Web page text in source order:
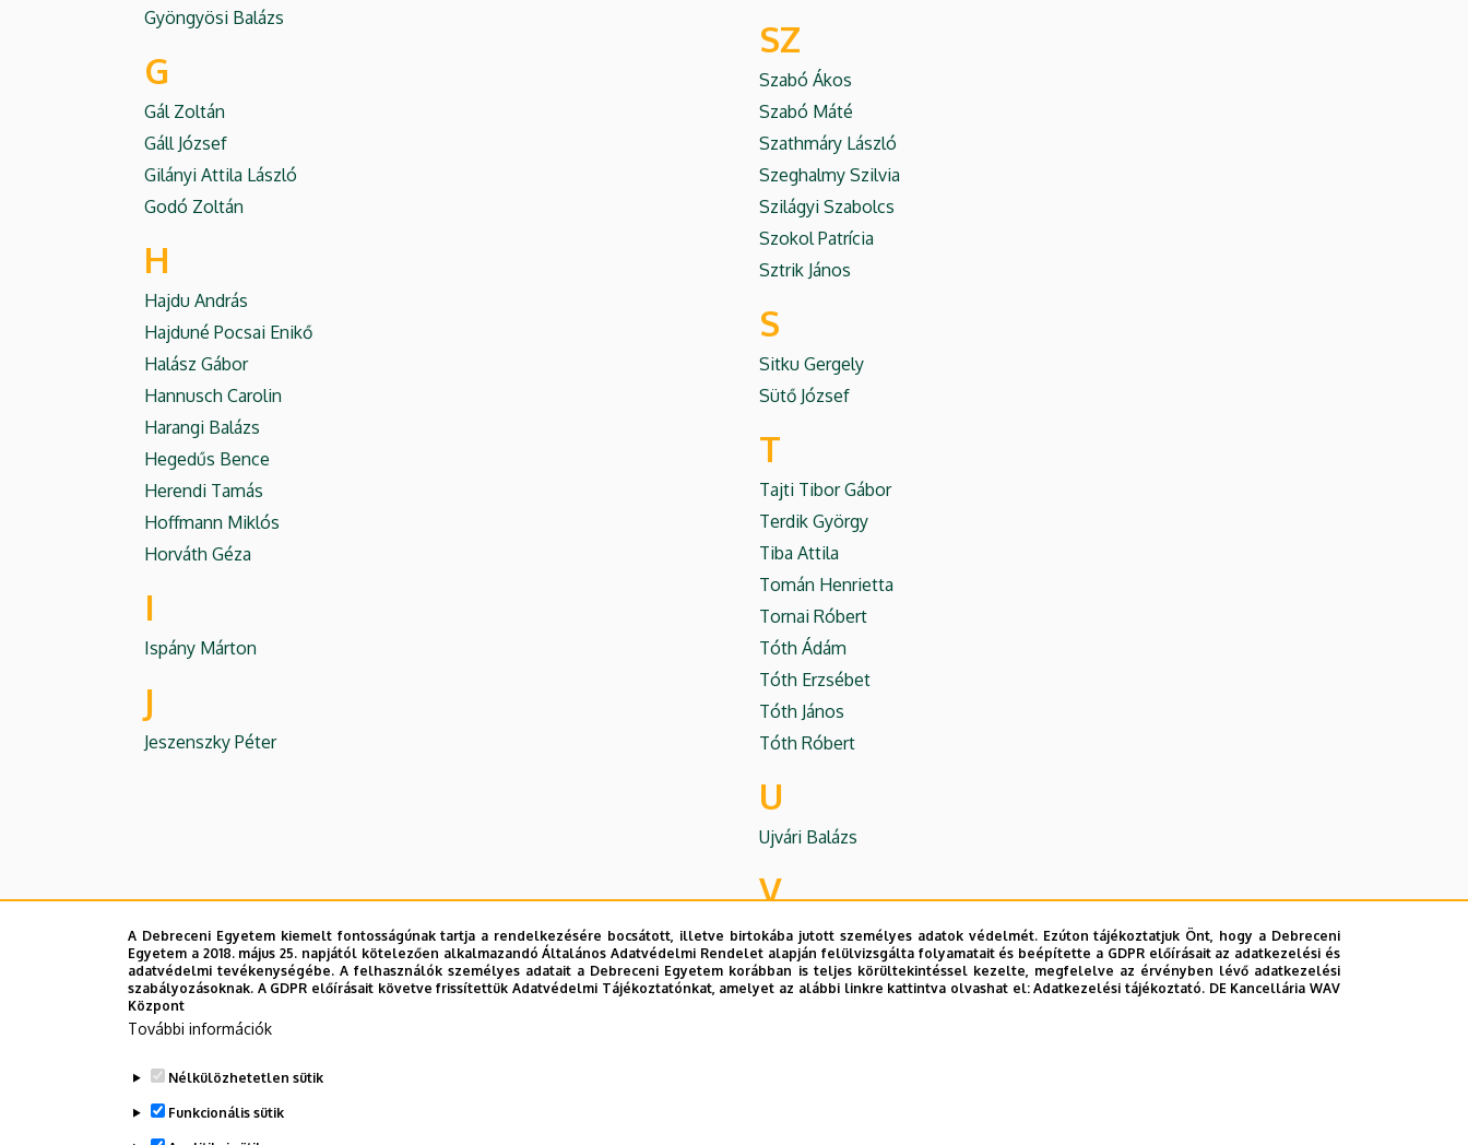
Gyöngyösi Balázs
G
Gál Zoltán
Gáll József
Gilányi Attila László
Godó Zoltán
H
Hajdu András
Hajduné Pocsai Enikő
Halász Gábor
Hannusch Carolin
Harangi Balázs
Hegedűs Bence
Herendi Tamás
Hoffmann Miklós
Horváth Géza
I
Ispány Márton
J
Jeszenszky Péter
SZ
Szabó Ákos
Szabó Máté
Szathmáry László
Szeghalmy Szilvia
Szilágyi Szabolcs
Szokol Patrícia
Sztrik János
S
Sitku Gergely
Sütő József
T
Tajti Tibor Gábor
Terdik György
Tiba Attila
Tomán Henrietta
Tornai Róbert
Tóth Ádám
Tóth Erzsébet
Tóth János
Tóth Róbert
U
Ujvári Balázs
V
Varga Imre
Vas Ádám
Vaszil György
A Debreceni Egyetem kiemelt fontosságúnak tartja a rendelkezésére bocsátott, illetve birtokába jutott személyes adatok védelmét. Ezúton tájékoztatjuk Önt, hogy a Debreceni
Egyetem a 2018. május 25. napjától kötelezően alkalmazandó Általános Adatvédelmi Rendelet alapján felülvizsgálta folyamatait és beépítette a GDPR előírásait az adatkezelési és
adatvédelmi tevékenységébe. A felhasználók személyes adatait a Debreceni Egyetem korábban is teljes körültekintéssel kezelte, megfelelve az érvényben lévő adatkezelési
szabályozásoknak. A GDPR előírásait követve frissítettük Adatvédelmi Tájékoztatónkat, amelyet az alábbi linkre kattintva olvashat el:Adatkezelési tájékoztató. DE Kancellária WAV
Központ
További információk
Nélkülözhetetlen sütik
Funkcionális sütik